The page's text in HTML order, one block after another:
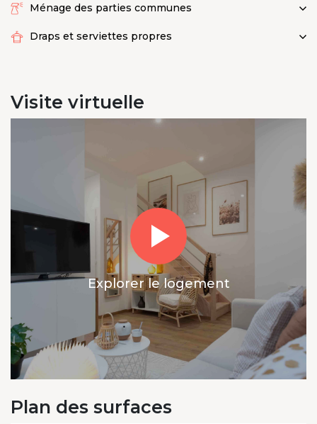
Ménage des parties communes
Draps et serviettes propres
Visite virtuelle
Explorer le logement
Plan des surfaces